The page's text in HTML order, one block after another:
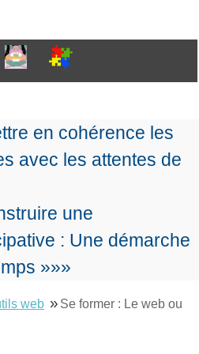
en cohérence les
avec les attentes de
une
: Une démarche
»»»
web » Se former : Le web ou